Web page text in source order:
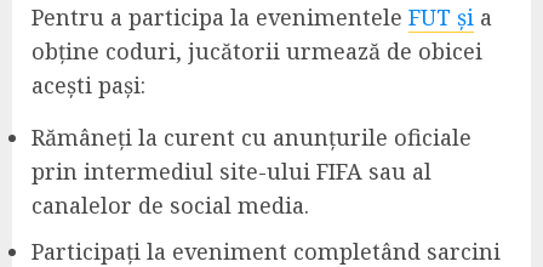
Pentru a participa la evenimentele FUT și a
obține coduri, jucătorii urmează de obicei
acești pași:
Rămâneți la curent cu anunțurile oficiale
prin intermediul site-ului FIFA sau al
canalelor de social media.
Participați la eveniment completând sarcini